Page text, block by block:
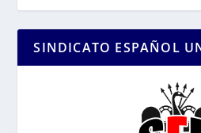
SINDICATO ESPAÑOL